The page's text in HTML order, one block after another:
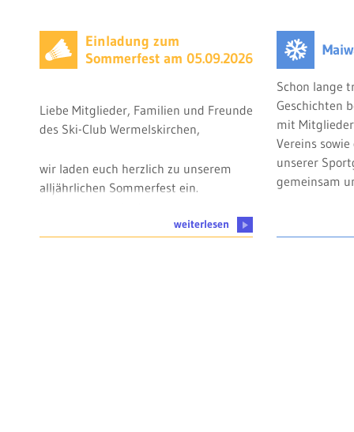
Einladung zum
Sommerfest am 05.09.2026
Liebe Mitglieder, Familien und Freunde
des Ski-Club Wermelskirchen,
wir laden euch herzlich zu unserem
alljährlichen Sommerfest ein.
schönen Nachmittag mit Spiel, Spaß
weiterlesen
Schon lange
Geschichten
mit
Vereins
unserer
gemeinsam